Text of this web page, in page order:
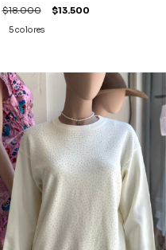
$18.000 $13.500
5 colores